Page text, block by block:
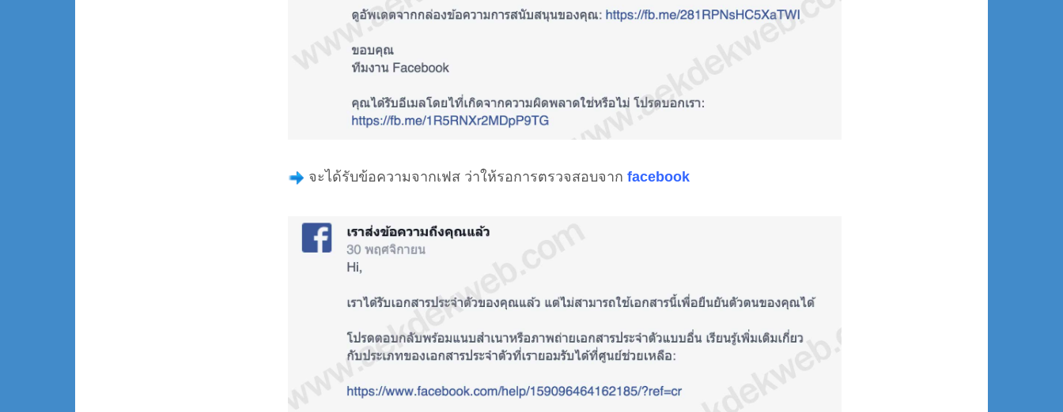
จะได้รับข้อความจากเฟส ว่าให้รอการตรวจสอบจาก facebook